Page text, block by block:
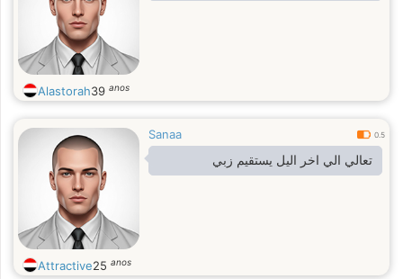
Alastorah39 anos
Sanaa 0.5
تعالي الي اخر اليل يستقيم زبي
Attractive25 anos